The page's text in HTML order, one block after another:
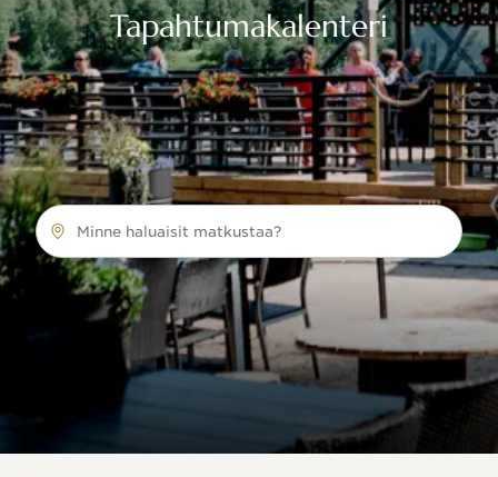
Tapahtumakalenteri
Minne haluaisit matkustaa?